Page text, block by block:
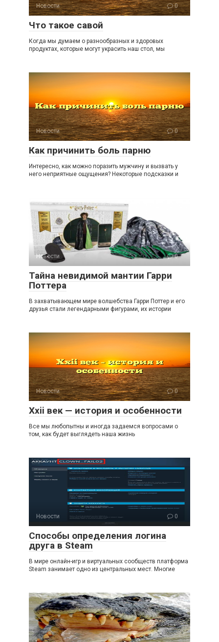
Новости 0
Что такое савой
Когда мы думаем о разнообразных и здоровых
продуктах, которые могут украсить наш стол, мы
Новости 0
Как причинить боль парню
Интересно, как можно поразить мужчину и вызвать у
него неприятные ощущения? Некоторые подсказки и
Новости 0
Тайна невидимой мантии Гарри
Поттера
В захватывающем мире волшебства Гарри Поттер и его
друзья стали легендарными фигурами, их истории
Новости 0
Xxii век — история и особенности
Все мы любопытны и иногда задаемся вопросами о
том, как будет выглядеть наша жизнь
Новости 0
Способы определения логина
друга в Steam
В мире онлайн-игр и виртуальных сообществ платформа
Steam занимает одно из центральных мест. Многие